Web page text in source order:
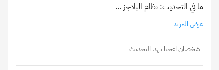
ما في التحديث: نظام البادجز ...
عرض المزيد
شخصان اعجبا بهذا التحديث